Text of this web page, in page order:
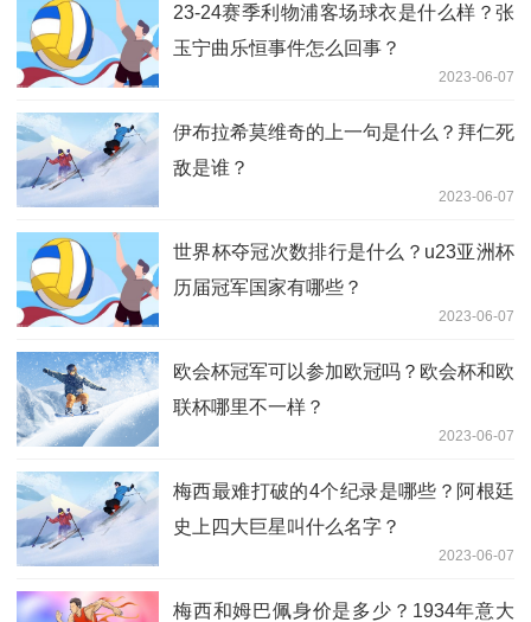
23-24赛季利物浦客场球衣是什么样？张
玉宁曲乐恒事件怎么回事？
2023-06-07
伊布拉希莫维奇的上一句是什么？拜仁死
敌是谁？
2023-06-07
世界杯夺冠次数排行是什么？u23亚洲杯
历届冠军国家有哪些？
2023-06-07
欧会杯冠军可以参加欧冠吗？欧会杯和欧
联杯哪里不一样？
2023-06-07
梅西最难打破的4个纪录是哪些？阿根廷
史上四大巨星叫什么名字？
2023-06-07
梅西和姆巴佩身价是多少？1934年意大